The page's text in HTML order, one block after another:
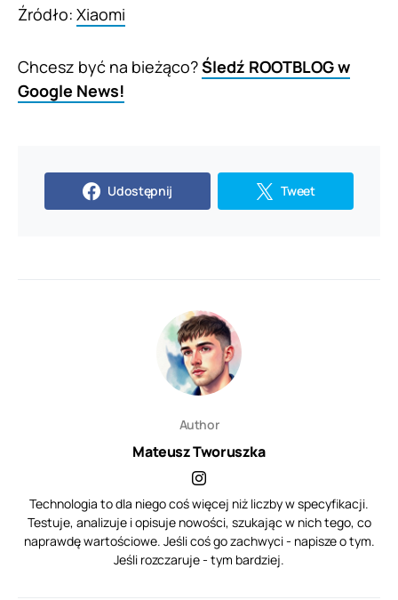
Źródło: Xiaomi
Chcesz być na bieżąco?Śledź ROOTBLOG w
Google News!
Udostępnij Tweet
Author
Mateusz Tworuszka
Technologia to dla niego coś więcej niż liczby w specyfikacji.
Testuje, analizuje i opisuje nowości, szukając w nich tego, co
naprawdę wartościowe. Jeśli coś go zachwyci - napisze o tym.
Jeśli rozczaruje - tym bardziej.